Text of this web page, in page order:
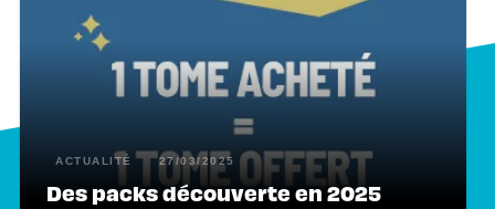
ACTUALITÉ 27/03/2025
Des packs découverte en 2025